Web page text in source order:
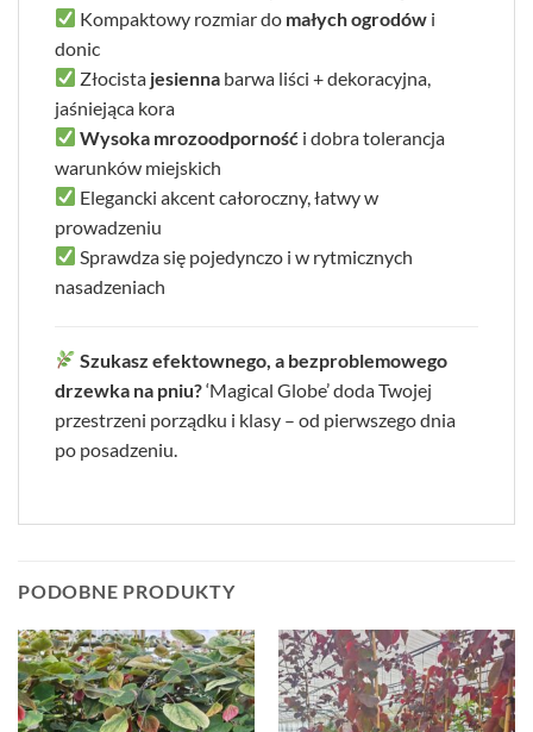
Kompaktowy rozmiar do małych ogrodów i
donic
Złocista jesienna barwa liści + dekoracyjna,
jaśniejąca kora
Wysoka mrozoodporność i dobra tolerancja
warunków miejskich
Elegancki akcent całoroczny, łatwy w
prowadzeniu
Sprawdza się pojedynczo i w rytmicznych
nasadzeniach
Szukasz efektownego, a bezproblemowego
drzewka na pniu?‘Magical Globe’ doda Twojej
przestrzeni porządku i klasy – od pierwszego dnia
po posadzeniu.
PODOBNE PRODUKTY